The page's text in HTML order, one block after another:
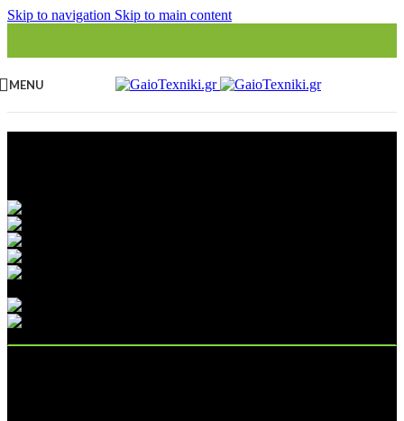
Skip to navigation Skip to main content
MENU